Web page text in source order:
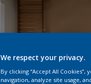
We respect your privacy.
By clicking “Accept All
navigation, analyze site usage,